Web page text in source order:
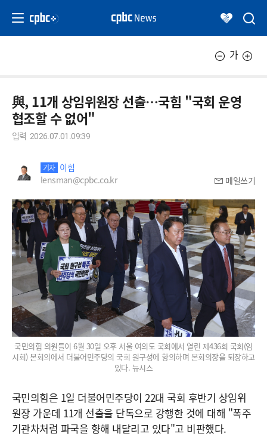
가
與, 11개 상임위원장 선출…국힘 "국회 운영
협조할 수 없어"
입력 2026.07.01.09:39
기자 이힘
lensman@cpbc.co.kr
메일쓰기
국민의힘 의원들이 6월 30일 오후 서울 여의도 국회에서 열린 제436회 국회(임
시회) 본회의에서 더불어민주당의 국회 원구성에 항의하며 본회의장을 퇴장하고
있다. 뉴시스
국민의힘은 1일 더불어민주당이 22대 국회 후반기 상임위
원장 가운데 11개 선출을 단독으로 강행한 것에 대해 "폭주
기관차처럼 파국을 향해 내달리고 있다"고 비판했다.